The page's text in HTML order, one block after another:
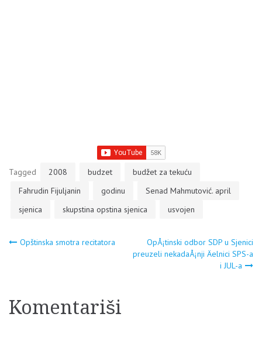
Tagged 2008 budzet
budžet za tekuću
Fahrudin Fijuljanin
godinu
Senad Mahmutović. april
sjenica
skupstina opstina sjenica usvojen
Navigacija
Opštinska smotra recitatora
OpÅ¡tinski odbor SDP u Sjenici
preuzeli nekadaÅ¡nji Äelnici SPS-a
i JUL-a
Komentariši